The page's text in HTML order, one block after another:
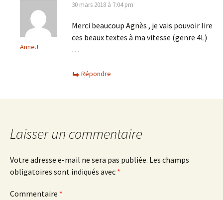
AnneJ
30 mars 2018 à 7:04 pm
Merci beaucoup Agnès , je vais pouvoir lire
ces beaux textes à ma vitesse (genre 4L)
…
Répondre
Laisser un commentaire
Votre adresse e-mail ne sera pas publiée. Les champs
obligatoires sont indiqués avec *
Commentaire *